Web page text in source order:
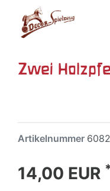
Zwei
Artikelnummer 6082
14,00 EUR *